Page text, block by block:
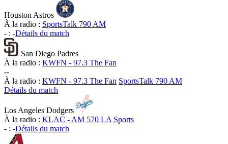
Houston Astros
À la radio : SportsTalk 790 AM
- : -Détails du match
San Diego Padres
À la radio : KWFN - 97.3 The Fan
--
À la radio : KWFN - 97.3 The Fan SportsTalk 790 AM
Détails du match
Los Angeles Dodgers
À la radio : KLAC - AM 570 LA Sports
- : -Détails du match